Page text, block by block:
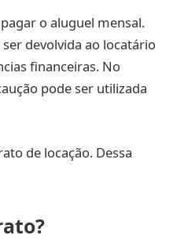
o aluguel mensal.
devolvida ao locatário
financeiras. No
pode ser utilizada
de locação. Dessa